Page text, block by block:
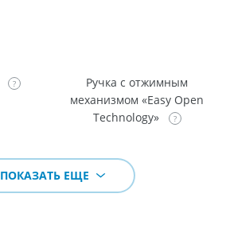
Ручка с отжимным
механизмом «Easy Open
Technology»
ПОКАЗАТЬ ЕЩЕ